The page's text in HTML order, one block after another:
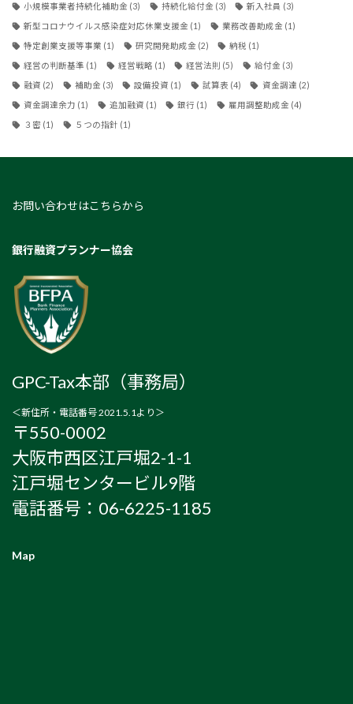
小規模事業者持続化補助金 (3) 持続化給付金 (3) 新入社員 (3)
新型コロナウイルス感染症対応休業支援金 (1) 業務改善助成金 (1)
特定創業支援等事業 (1) 研究開発助成金 (2) 納税 (1)
経営の判断基準 (1) 経営戦略 (1) 経営法則 (5) 給付金 (3)
融資 (2) 補助金 (3) 設備投資 (1) 試算表 (4) 資金調達 (2)
資金調達余力 (1) 追加融資 (1) 銀行 (1) 雇用調整助成金 (4)
３密 (1) ５つの指針 (1)
お問い合わせはこちらから
銀行融資プランナー協会
GPC-Tax本部（事務局）
＜新住所・電話番号 2021.5.1より＞
〒550-0002
大阪市西区江戸堀2-1-1
江戸堀センタービル9階
電話番号：06-6225-1185
Map